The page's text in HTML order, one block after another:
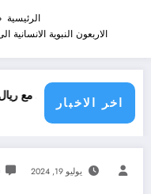
الرئيسية
الاربعون النبوية الانسانية
اخر الاخبار
الجديد مع ريال مدريد
يوليو 19, 2024